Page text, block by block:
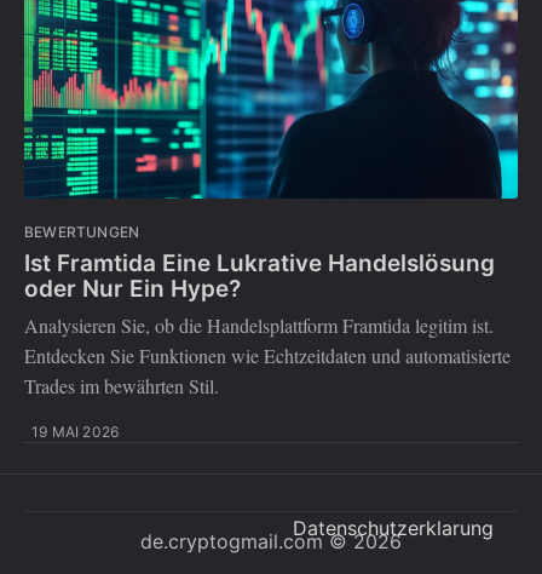
BEWERTUNGEN
Ist Framtida Eine Lukrative Handelslösung
oder Nur Ein Hype?
Analysieren Sie, ob die Handelsplattform Framtida legitim ist.
Entdecken Sie Funktionen wie Echtzeitdaten und automatisierte
Trades im bewährten Stil.
19 MAI 2026
Datenschutzerklarung
de.cryptogmail.com© 2026